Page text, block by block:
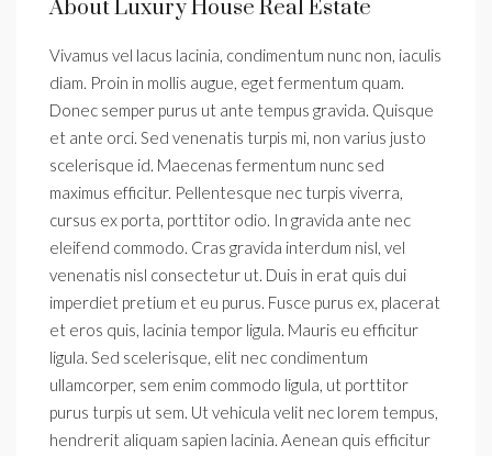
About Luxury House Real Estate
Vivamus vel lacus lacinia, condimentum nunc non, iaculis
diam. Proin in mollis augue, eget fermentum quam.
Donec semper purus ut ante tempus gravida. Quisque
et ante orci. Sed venenatis turpis mi, non varius justo
scelerisque id. Maecenas fermentum nunc sed
maximus efficitur. Pellentesque nec turpis viverra,
cursus ex porta, porttitor odio. In gravida ante nec
eleifend commodo. Cras gravida interdum nisl, vel
venenatis nisl consectetur ut. Duis in erat quis dui
imperdiet pretium et eu purus. Fusce purus ex, placerat
et eros quis, lacinia tempor ligula. Mauris eu efficitur
ligula. Sed scelerisque, elit nec condimentum
ullamcorper, sem enim commodo ligula, ut porttitor
purus turpis ut sem. Ut vehicula velit nec lorem tempus,
hendrerit aliquam sapien lacinia. Aenean quis efficitur